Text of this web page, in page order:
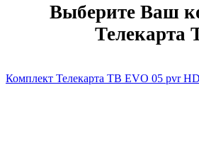
Выберите Ваш
Телекарта
Комплект Телекарта ТВ EVO 05 pvr HD